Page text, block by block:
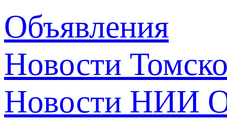
Объявления
Новости
Новости НИИ